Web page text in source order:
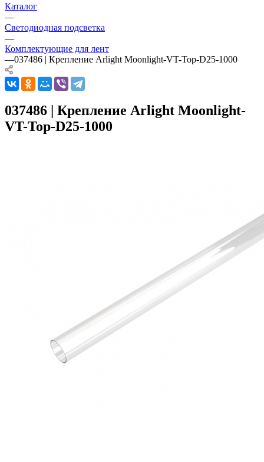
Каталог
—
Светодиодная подсветка
—
Комплектующие для лент
—037486 | Крепление Arlight Moonlight-VT-Top-D25-1000
037486 | Крепление Arlight Moonlight-
VT-Top-D25-1000